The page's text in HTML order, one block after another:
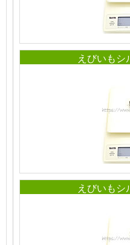
えびいも
えびいも